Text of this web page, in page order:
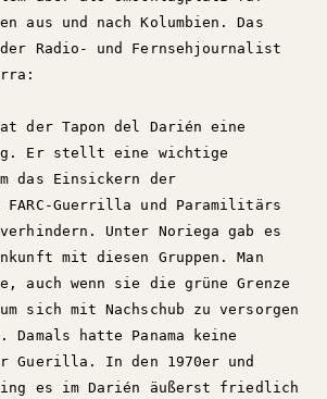
aus und nach Kolumbien. Das
Radio- und Fernsehjournalist
der Tapon del Darién eine
Er stellt eine wichtige
das Einsickern der
FARC-Guerrilla und Paramilitärs
verhindern. Unter Noriega gab es
mit diesen Gruppen. Man
auch wenn sie die grüne Grenze
sich mit Nachschub zu versorgen
Damals hatte Panama keine
Guerilla. In den 1970er und
es im Darién äußerst friedlich